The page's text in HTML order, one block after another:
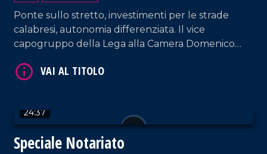
Ponte sullo stretto, investimenti per le strade
calabresi, autonomia differenziata. Il vice
capogruppo della Lega alla Camera Domenico
24:37
Speciale Notariato